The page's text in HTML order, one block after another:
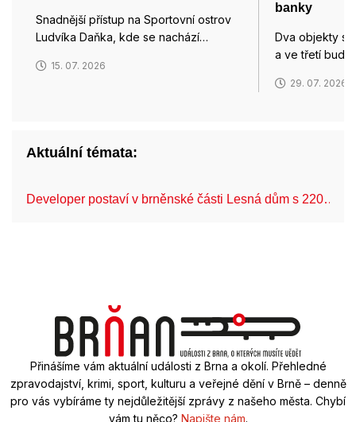
Snadnější přístup na Sportovní ostrov
Ludvíka Daňka, kde se nachází…
15. 07. 2026
banky
Dva objekty
a ve třetí
29. 07. 2026
Aktuální témata:
Developer postaví v brněnské části Lesná dům s 220…
Přinášíme vám aktuální události z Brna a okolí. Přehledné
zpravodajství, krimi, sport, kulturu a veřejné dění v Brně – denně
pro vás vybíráme ty nejdůležitější zprávy z našeho města. Chybí
vám tu něco? Napište nám.